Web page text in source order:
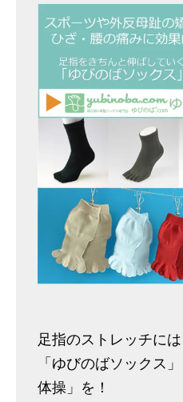
足指のストレッチに
「ゆびのばソックス
体操」を！